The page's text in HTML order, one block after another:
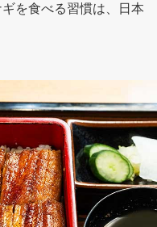
を食べる習慣は、日本